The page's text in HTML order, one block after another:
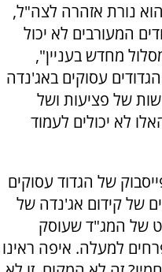
נורת אזהרה לצה"ל,
המעורבים לא יכול
מחדש בעניין",
עסוקים באג'נדה
של פציעות ושל
לא יכולים לעמוד
של הגדוד עסוקים
של קידום אג'נדה של
של המג"ד שעוסק
למעלה. איפה ראינו